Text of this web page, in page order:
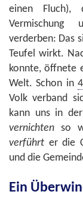
einen
Vermischung
verderben: Das
Teufel wirkt.
konnte, öffnete
Welt. Schon in
Volk verband
kann uns in
vernichten so
verführt er die
und die
Ein